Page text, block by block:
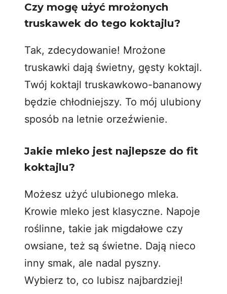
Czy mogę użyć mrożonych
truskawek do tego koktajlu?
Tak, zdecydowanie! Mrożone
truskawki dają świetny, gęsty koktajl.
Twój koktajl truskawkowo-bananowy
będzie chłodniejszy. To mój ulubiony
sposób na letnie orzeźwienie.
Jakie mleko jest najlepsze do fit
koktajlu?
Możesz użyć ulubionego mleka.
Krowie mleko jest klasyczne. Napoje
roślinne, takie jak migdałowe czy
owsiane, też są świetne. Dają nieco
inny smak, ale nadal pyszny.
Wybierz to, co lubisz najbardziej!